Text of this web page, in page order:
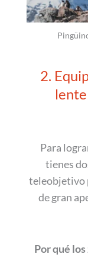
2.
Para
tienes
teleobjetivo
de gran
Por qué